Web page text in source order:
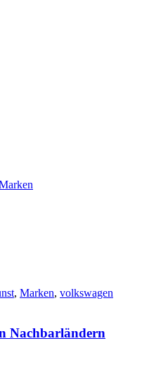
, Marken, volkswagen
Nachbarländern